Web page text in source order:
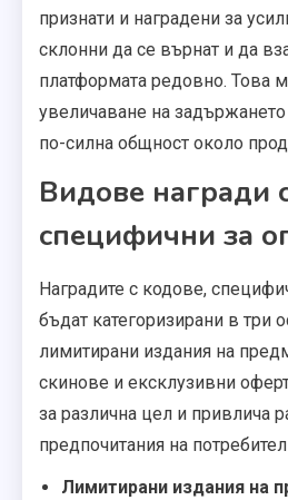
признати и наградени за
склонни да се върнат и да
платформата редовно. Това
увеличаване на задържането
по-силна общност около
Видове награди
специфични за
Наградите с кодове,
бъдат категоризирани в три
лимитирани издания на
скинове и ексклузивни
за различна цел и привлича
предпочитания на
Лимитирани издания на